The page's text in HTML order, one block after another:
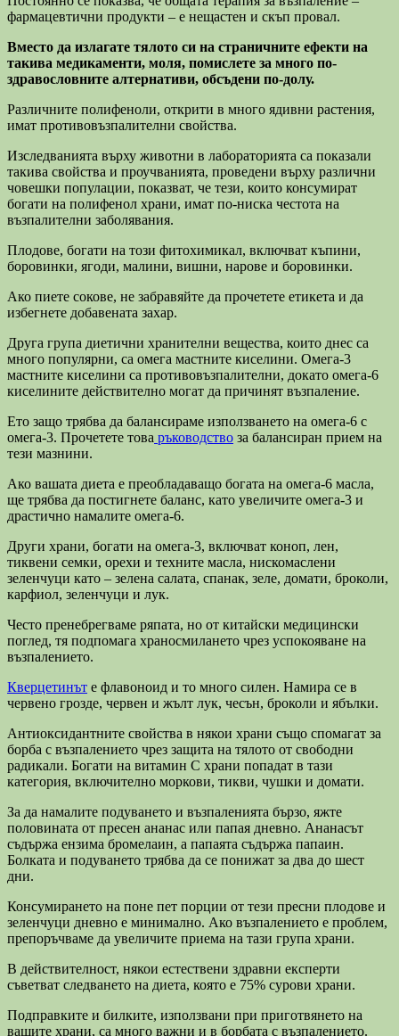
фармацевтични продукти – е нещастен и скъп провал.
Вместо да излагате тялото си на страничните ефекти на
такива медикаменти, моля, помислете за много по-
здравословните алтернативи, обсъдени по-долу.
Различните полифеноли, открити в много ядивни растения,
имат противовъзпалителни свойства.
Изследванията върху животни в лабораторията са показали
такива свойства и проучванията, проведени върху различни
човешки популации, показват, че тези, които консумират
богати на полифенол храни, имат по-ниска честота на
възпалителни заболявания.
Плодове, богати на този фитохимикал, включват къпини,
боровинки, ягоди, малини, вишни, нарове и боровинки.
Ако пиете сокове, не забравяйте да прочетете етикета и да
избегнете добавената захар.
Друга група диетични хранителни вещества, които днес са
много популярни, са омега мастните киселини. Омега-3
мастните киселини са противовъзпалителни, докато омега-6
киселините действително могат да причинят възпаление.
Ето защо трябва да балансираме използването на омега-6 с
омега-3. Прочетете това ръководство за балансиран прием на
тези мазнини.
Ако вашата диета е преобладаващо богата на омега-6 масла,
ще трябва да постигнете баланс, като увеличите омега-3 и
драстично намалите омега-6.
Други храни, богати на омега-3, включват коноп, лен,
тиквени семки, орехи и техните масла, нискомаслени
зеленчуци като – зелена салата, спанак, зеле, домати, броколи,
карфиол, зеленчуци и лук.
Често пренебрегваме ряпата, но от китайски медицински
поглед, тя подпомага храносмилането чрез успокояване на
възпалението.
Кверцетинът е флавоноид и то много силен. Намира се в
червено грозде, червен и жълт лук, чесън, броколи и ябълки.
Антиоксидантните свойства в някои храни също спомагат за
борба с възпалението чрез защита на тялото от свободни
радикали. Богати на витамин С храни попадат в тази
категория, включително моркови, тикви, чушки и домати.
За да намалите подуването и възпаленията бързо, яжте
половината от пресен ананас или папая дневно. Ананасът
съдържа ензима бромелаин, а папаята съдържа папаин.
Болката и подуването трябва да се понижат за два до шест
дни.
Консумирането на поне пет порции от тези пресни плодове и
зеленчуци дневно е минимално. Ако възпалението е проблем,
препоръчваме да увеличите приема на тази група храни.
В действителност, някои естествени здравни експерти
съветват следването на диета, която е 75% сурови храни.
Подправките и билките, използвани при приготвянето на
вашите храни, са много важни и в борбата с възпалението.